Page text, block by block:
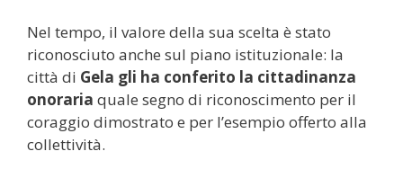
Nel tempo, il valore della sua scelta è stato
riconosciuto anche sul piano istituzionale: la
città di Gela gli ha conferito la cittadinanza
onoraria quale segno di riconoscimento per il
coraggio dimostrato e per l’esempio offerto alla
collettività.